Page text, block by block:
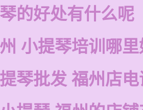
的好处有什么呢
小提琴培训哪
琴批发 福州店电